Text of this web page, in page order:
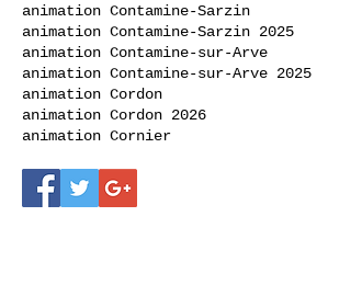
animation Contamine-Sarzin
animation Contamine-Sarzin 2025
animation Contamine-sur-Arve
animation Contamine-sur-Arve 2025
animation Cordon
animation Cordon 2026
animation Cornier